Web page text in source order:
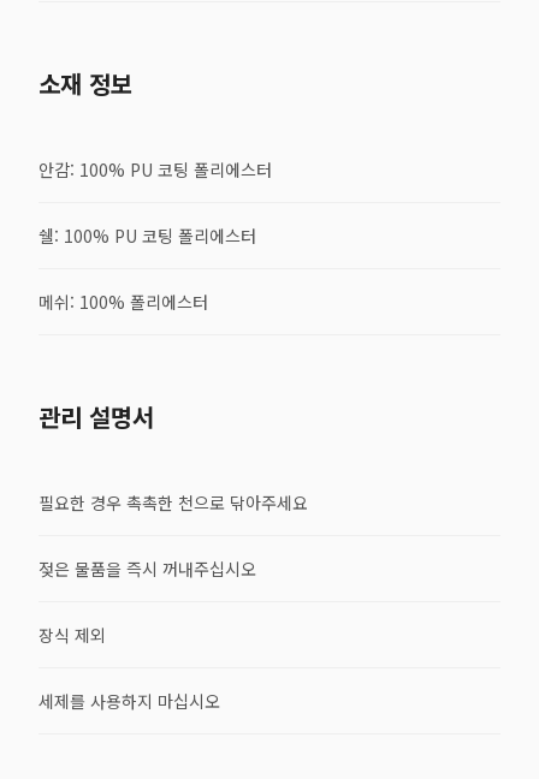
소재 정보
안감: 100% PU 코팅 폴리에스터
쉘: 100% PU 코팅 폴리에스터
메쉬: 100% 폴리에스터
관리 설명서
필요한 경우 촉촉한 천으로 닦아주세요
젖은 물품을 즉시 꺼내주십시오
장식 제외
세제를 사용하지 마십시오